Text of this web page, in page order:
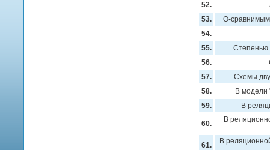
52.
53.
О-
54.
55.
Степенью
56.
57.
Схемы
58.
В модели
59.
В
60. В
61. В